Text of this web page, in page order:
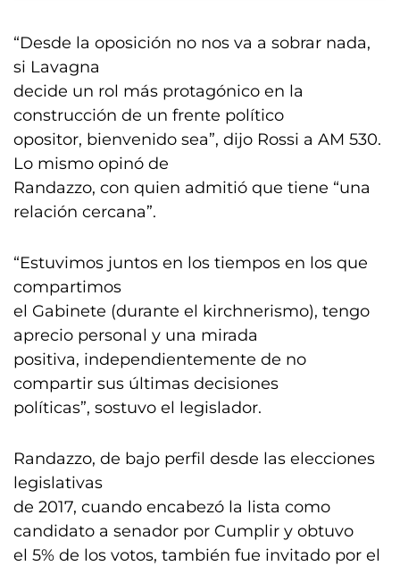
“Desde la oposición no nos va a sobrar nada,
si Lavagna
decide un rol más protagónico en la
construcción de un frente político
opositor, bienvenido sea”, dijo Rossi a AM 530.
Lo mismo opinó de
Randazzo, con quien admitió que tiene “una
relación cercana”.
“Estuvimos juntos en los tiempos en los que
compartimos
el Gabinete (durante el kirchnerismo), tengo
aprecio personal y una mirada
positiva, independientemente de no
compartir sus últimas decisiones
políticas”, sostuvo el legislador.
Randazzo, de bajo perfil desde las elecciones
legislativas
de 2017, cuando encabezó la lista como
candidato a senador por Cumplir y obtuvo
el 5% de los votos, también fue invitado por el